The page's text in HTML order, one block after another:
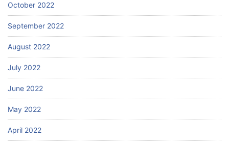
October 2022
September 2022
August 2022
July 2022
June 2022
May 2022
April 2022